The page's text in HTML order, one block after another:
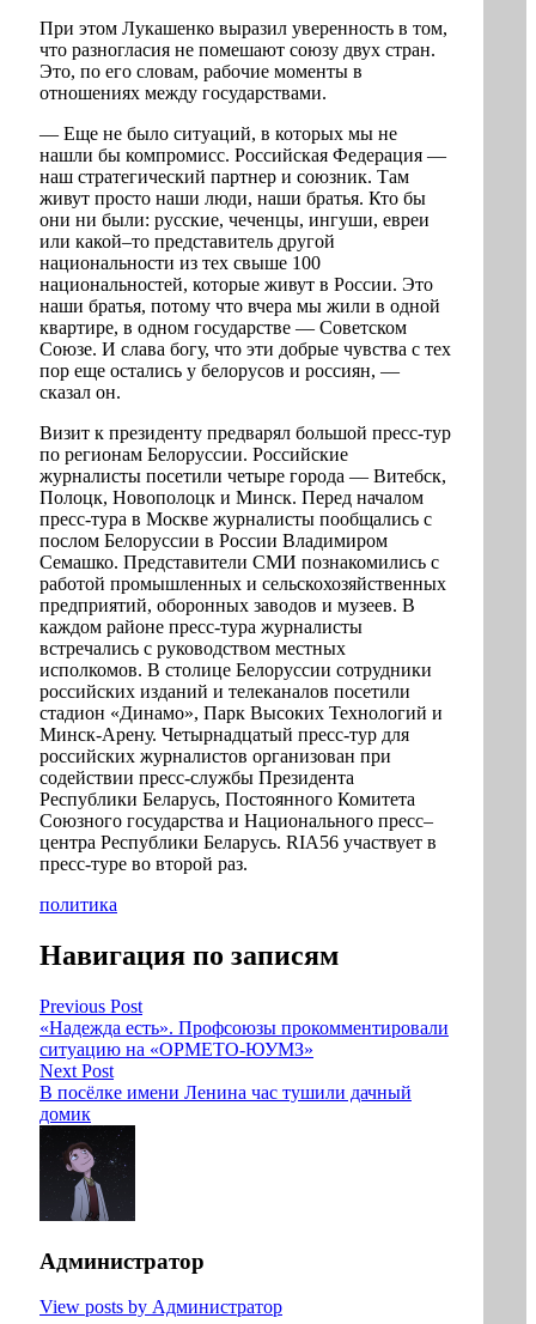
При этом Лукашенко выразил уверенность в том,
что разногласия не помешают союзу двух стран.
Это, по его словам, рабочие моменты в
отношениях между государствами.
— Еще не было ситуаций, в которых мы не
нашли бы компромисс. Российская Федерация —
наш стратегический партнер и союзник. Там
живут просто наши люди, наши братья. Кто бы
они ни были: русские, чеченцы, ингуши, евреи
или какой–то представитель другой
национальности из тех свыше 100
национальностей, которые живут в России. Это
наши братья, потому что вчера мы жили в одной
квартире, в одном государстве — Советском
Союзе. И слава богу, что эти добрые чувства с тех
пор еще остались у белорусов и россиян, —
сказал он.
Визит к президенту предварял большой пресс-тур
по регионам Белоруссии. Российские
журналисты посетили четыре города — Витебск,
Полоцк, Новополоцк и Минск. Перед началом
пресс-тура в Москве журналисты пообщались с
послом Белоруссии в России Владимиром
Семашко. Представители СМИ познакомились с
работой промышленных и сельскохозяйственных
предприятий, оборонных заводов и музеев. В
каждом районе пресс-тура журналисты
встречались с руководством местных
исполкомов. В столице Белоруссии сотрудники
российских изданий и телеканалов посетили
стадион «Динамо», Парк Высоких Технологий и
Минск-Арену. Четырнадцатый пресс-тур для
российских журналистов организован при
содействии пресс-службы Президента
Республики Беларусь, Постоянного Комитета
Союзного государства и Национального пресс–
центра Республики Беларусь. RIA56 участвует в
пресс-туре во второй раз.
политика
Навигация по записям
Previous Post
«Надежда есть». Профсоюзы прокомментировали
ситуацию на «ОРМЕТО-ЮУМЗ»
Next Post
В посёлке имени Ленина час тушили дачный
домик
Администратор
View posts by Администратор